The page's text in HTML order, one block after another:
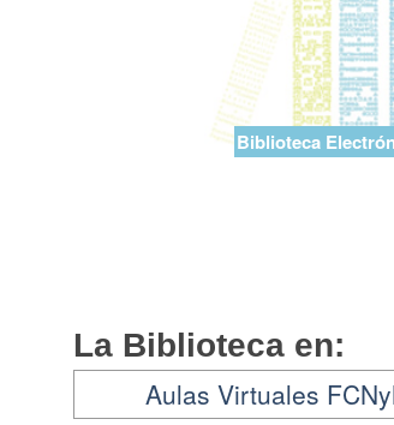
Biblioteca
La Biblioteca en:
Aulas Virtuales